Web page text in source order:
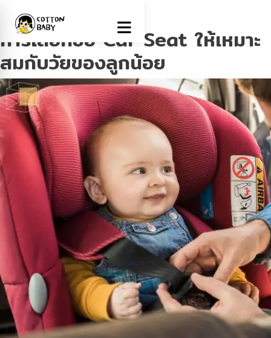
Tag:Car Seat
การเลือกซื้อ Car Seat ให้เหมาะ
สมกับวัยของลูกน้อย